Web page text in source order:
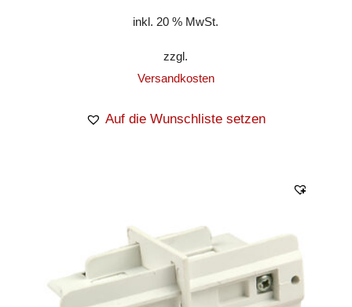
inkl. 20 % MwSt.
zzgl.
Versandkosten
Auf die Wunschliste setzen